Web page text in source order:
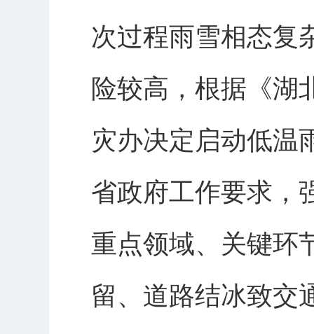
次过程雨雪相态复
险较高，根据《湖
灾办决定启动低温
省政府工作要求，
重点领域、关键环
留、道路结冰致交